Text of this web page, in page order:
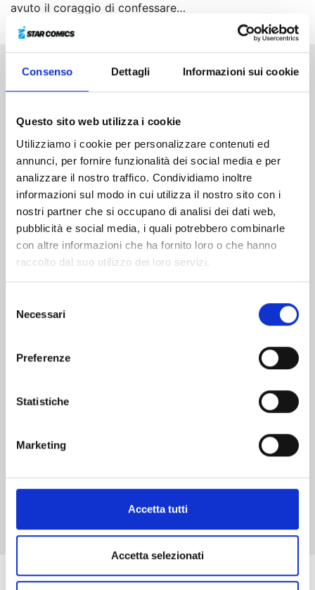
Consenso Dettagli Informazioni sui cookie
Questo sito web utilizza i cookie
Utilizziamo i cookie per personalizzare contenuti ed
annunci, per fornire funzionalità dei social media e per
analizzare il nostro traffico. Condividiamo inoltre
informazioni sul modo in cui utilizza il nostro sito con i
nostri partner che si occupano di analisi dei dati web,
pubblicità e social media, i quali potrebbero combinarle
con altre informazioni che ha fornito loro o che hanno
raccolto dal suo utilizzo dei loro servizi.
delNecessari
Preferenze
Statistiche
Marketing
Accetta tutti
Accetta selezionati
avuto il coraggio di confessare…
Altri volumi della serie